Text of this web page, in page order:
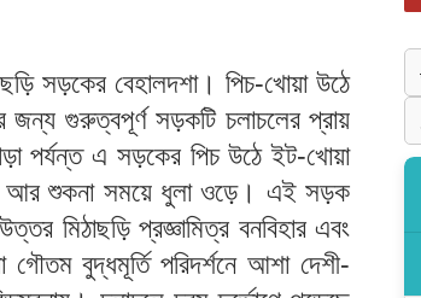
সড়কের বেহালদশা। পিচ-খোয়া উঠে
জন্য গুরুত্বপূর্ণ সড়কটি চলাচলের প্রায়
পর্যন্ত এ সড়কের পিচ উঠে ইট-খোয়া
আর শুকনা সময়ে ধুলা ওড়ে। এই সড়ক
মিঠাছড়ি প্রজ্ঞামিত্র বনবিহার এবং
গৌতম বুদ্ধমূর্তি পরিদর্শনে আশা দেশী-